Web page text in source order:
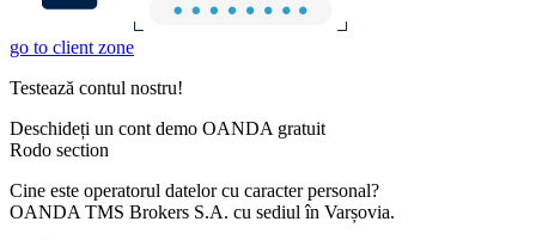
go to client zone
Testează contul nostru!
Deschideți un cont demo OANDA gratuit
Rodo section
Cine este operatorul datelor cu caracter personal?
OANDA TMS Brokers S.A. cu sediul în Varșovia.